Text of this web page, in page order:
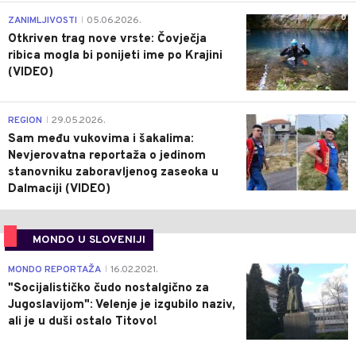
0
ZANIMLJIVOSTI 05.06.2026.
Otkriven trag nove vrste: Čovječja
ribica mogla bi ponijeti ime po Krajini
(VIDEO)
0
REGION 29.05.2026.
Sam među vukovima i šakalima:
Nevjerovatna reportaža o jedinom
stanovniku zaboravljenog zaseoka u
Dalmaciji (VIDEO)
MONDO U SLOVENIJI
4
MONDO REPORTAŽA 16.02.2021.
"Socijalističko čudo nostalgično za
Jugoslavijom": Velenje je izgubilo naziv,
ali je u duši ostalo Titovo!